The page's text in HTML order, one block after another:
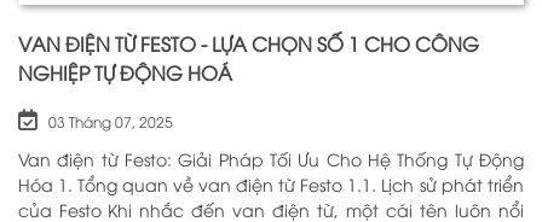
VAN ĐIỆN TỪ FESTO - LỰA CHỌN SỐ 1 CHO CÔNG
NGHIỆP TỰ ĐỘNG HOÁ
03 Tháng 07, 2025
Van điện từ Festo: Giải Pháp Tối Ưu Cho Hệ Thống Tự Động
Hóa 1. Tổng quan về van điện từ Festo 1.1. Lịch sử phát triển
của Festo Khi nhắc đến van điện từ, một cái tên luôn nổi